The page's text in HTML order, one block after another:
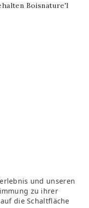
und unseren
zu ihrer
die Schaltfläche
Boisnature'l